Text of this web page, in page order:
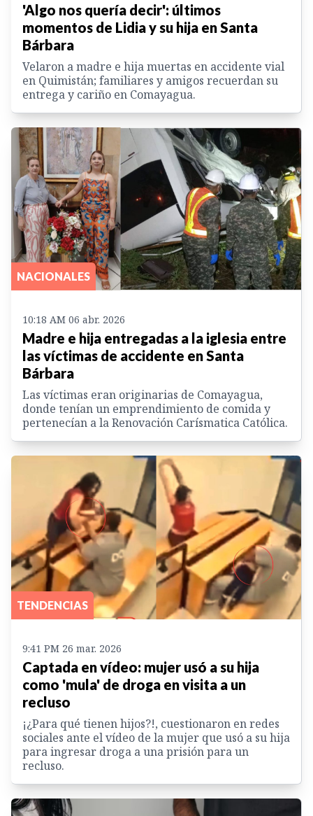
'Algo nos quería decir': últimos
momentos de Lidia y su hija en Santa
Bárbara
Velaron a madre e hija muertas en accidente vial
en Quimistán; familiares y amigos recuerdan su
entrega y cariño en Comayagua.
NACIONALES
10:18 AM 06 abr. 2026
Madre e hija entregadas a la iglesia entre
las víctimas de accidente en Santa
Bárbara
Las víctimas eran originarias de Comayagua,
donde tenían un emprendimiento de comida y
pertenecían a la Renovación Carísmatica Católica.
TENDENCIAS
9:41 PM 26 mar. 2026
Captada en vídeo: mujer usó a su hija
como 'mula' de droga en visita a un
recluso
¡¿Para qué tienen hijos?!, cuestionaron en redes
sociales ante el vídeo de la mujer que usó a su hija
para ingresar droga a una prisión para un
recluso.